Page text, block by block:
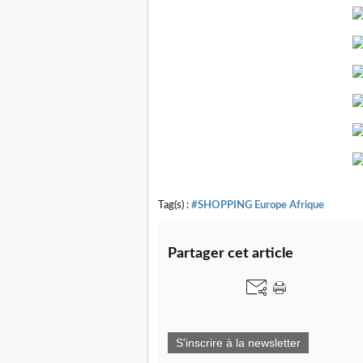
Tag(s) : #SHOPPING Europe Afrique
Partager cet article
S'inscrire à la newsletter